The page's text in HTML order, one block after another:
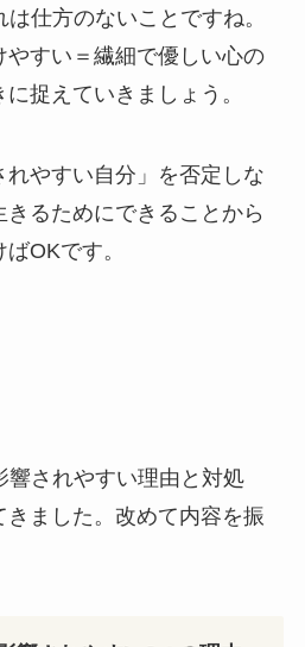
仕方のないことですね。
やすい＝繊細で優しい心の
捉えていきましょう。
やすい自分」を否定しな
るためにできることから
OKです。
響されやすい理由と対処
ました。改めて内容を振